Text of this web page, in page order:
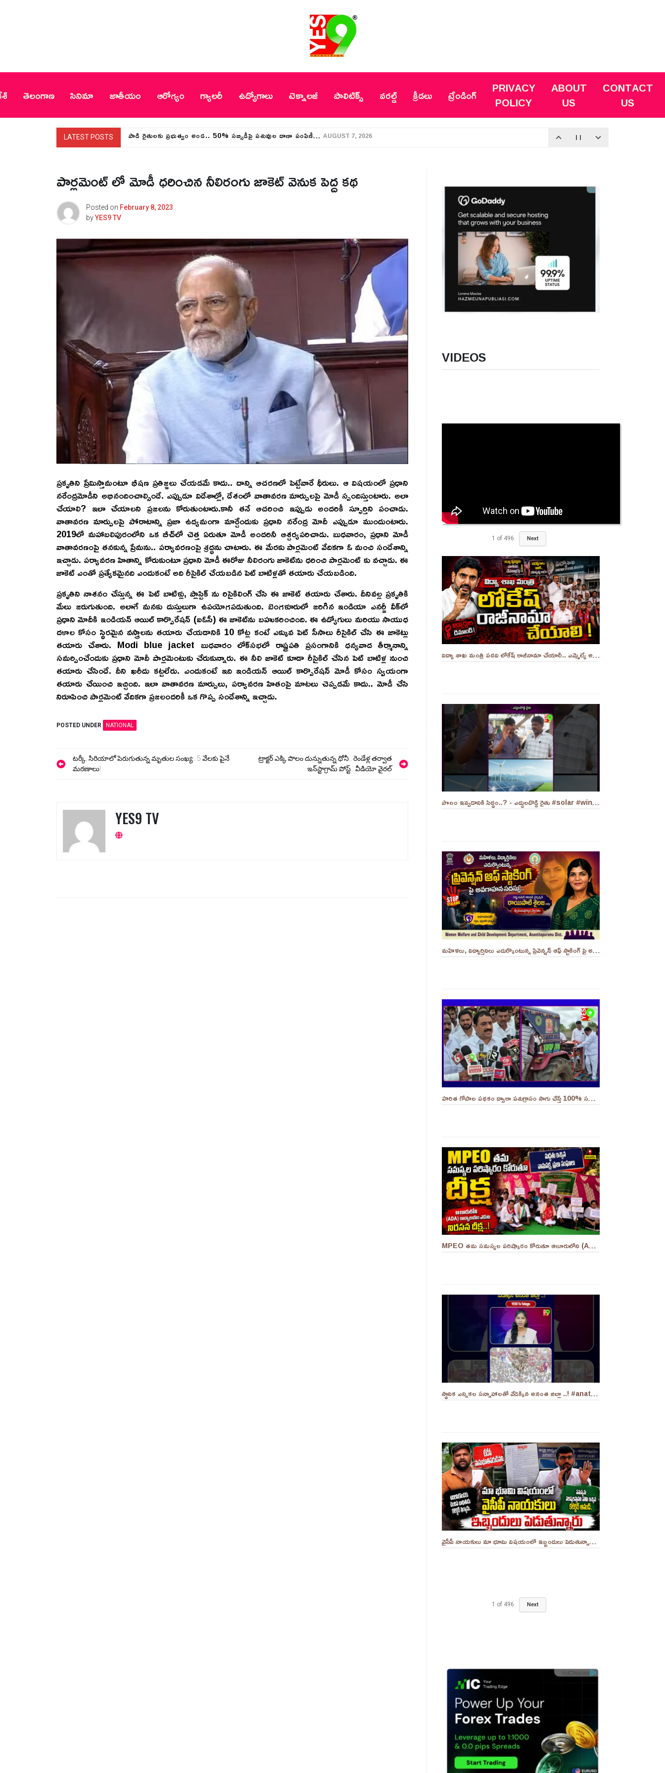
YES9 TV
తెలంగాణ సినిమా జాతీయం ఆరోగ్యం గ్యాలరీ ఉద్యోగాలు టెక్నాలజీ పాలిటిక్స్ వరల్డ్ క్రీడలు ట్రేండింగ్ PRIVACY
POLICY
ABOUT
US
CONTACT
US
LATEST POSTS పాడి రైతులకు ప్రభుత్వం అండ.. 50% సబ్సిడీపై పశువుల దాణా పంపిణీ… AUGUST 7, 2026
పార్లమెంట్ లో మోడీ ధరించిన నీలిరంగు జాకెట్ వెనుక పెద్ద కథ
Posted on February 8, 2023
byYES9 TV
ప్రకృతిని ప్రేమిస్తామంటూ భీషణ ప్రతిజ్ఞలు చేయడమే కాదు.. దాన్ని ఆచరణలో పెట్టేవారే ధీరులు. ఆ విషయంలో ప్రధాని
నరేంద్రమోడీని అభినందించాల్సిందే. ఎప్పుడూ విదేశాల్లో, దేశంలో వాతావరణ మార్పులపై మోడీ స్పందిస్తుంటారు. అలా
చేయాలి? ఇలా చేయాలని ప్రజలను కోరుతుంటారు.కానీ తనే ఆచరించి ఇప్పుడు అందరికీ స్ఫూర్తిని పంచాడు.
వాతావరణ మార్పులపై పోరాటాన్ని ప్రజా ఉద్యమంగా మార్చేందుకు ప్రధాని నరేంద్ర మోదీ ఎప్పుడూ ముందుంటారు.
2019లో మహాబలిపురంలోని ఒక బీచ్‌లో చెత్త ఏరుతూ మోడీ అందరినీ ఆశ్చర్యపరిచాడు. బుధవారం, ప్రధాని మోడీ
వాతావరణంపై తనకున్న ప్రేమను.. పర్యావరణంపై శ్రద్ధను చాటారు. ఈ మేరకు పార్లమెంట్ వేదికగా ఓ మంచి సందేశాన్ని
ఇచ్చాడు. పర్యావరణ హితాన్ని కోరుకుంటూ ప్రధాని మోడీ ఈరోజు నీలిరంగు జాకెట్‌ను ధరించి పార్లమెంట్ కు వచ్చాడు. ఈ
జాకెట్ ఎంతో ప్రత్యేకమైనది ఎందుకంటే అది రీసైకిల్ చేయబడిన పెట్ బాటిళ్లతో తయారు చేయబడింది.
ప్రకృతిని నాశనం చేస్తున్న ఈ పెట్ బాటిళ్లు, ప్లాస్టిక్ ను రిసైకిలింగ్ చేసి ఈ జాకెట్ తయారు చేశారు. దీనివల్ల ప్రకృతికి
మేలు జరుగుతుంది. అలాగే మనకు దుస్తులుగా ఉపయోగపడుతుంది. బెంగళూరులో జరిగిన ఇండియా ఎనర్జీ వీక్‌లో
ప్రధాని మోదీకి ఇండియన్ ఆయిల్ కార్పొరేషన్ (ఐఓసీ) ఈ జాకెట్‌ను బహుకరించింది. ఈ ఉద్యోగులు మరియు సాయుధ
దళాల కోసం స్థిరమైన వస్త్రాలను తయారు చేయడానికి 10 కోట్ల కంటే ఎక్కువ పెట్ సీసాలు రీసైకిల్ చేసి ఈ జాకెట్లు
తయారు చేశారు. Modi blue jacket బుధవారం లోక్‌సభలో రాష్ట్రపతి ప్రసంగానికి ధన్యవాద తీర్మానాన్ని
సమర్పించేందుకు ప్రధాని మోదీ పార్లమెంటుకు చేరుకున్నారు. ఈ నీలి జాకెట్ కూడా రీసైకిల్ చేసిన పెట్ బాటిళ్ల నుంచి
తయారు చేసిందే. దీని ఖరీదు కట్టలేరు. ఎందుకంటే ఇది ఇండియన్ ఆయిల్ కార్పొరేషన్ మోడీ కోసం స్వయంగా
తయారు చేయించి ఇచ్చింది. ఇలా వాతావరణ మార్పులు, పర్యావరణ హితంపై మాటలు చెప్పడమే కాదు.. మోడీ చేసి
నిరూపించి పార్లమెంట్ వేదికగా ప్రజలందరికీ ఒక గొప్ప సందేశాన్ని ఇచ్చాడు.
POSTED UNDER NATIONAL
Post
navigation
టర్కీ, సిరియాలో పెరుగుతున్న మృతుల సంఖ్య.. 5 వేలకు పైనే
మరణాలు!
ట్రాక్టర్ ఎక్కి పొలం దున్నుతున్న ధోనీ.. రెండేళ్ల తర్వాత
ఇన్‌స్టాగ్రామ్ పోస్ట్.. వీడియో వైరల్
YES9 TV
VIDEOS
1 of 496 Next
విద్యా శాఖ మంత్రి పదవి లోకేష్ రాజీనామా చేయాలీ.. ఎమ్మెల్యే అనంత ||YES 9TV
పొలం ఇవ్వడానికి సిద్ధం..? - ఎద్దులదొడ్డి రైతు #solar #windmills #naralokesh #solarenergy
మహిళలు, విద్యార్తినిలు ఎదుర్కొంటున్న ప్రివెన్షన్ ఆఫ్ స్టాకింగ్ పై అవగాహన సదస్సు.. - ||YES 9TV
హరిత గోపాల పథకం ద్వారా పశుగ్రాసం సాగు చేస్తే 100% సబ్సిడీ..||YES 9TV
MPEO తమ సమస్యల పరిష్కారం కోరుతూ ఆలూరులోని (ADA) కార్యాలయం ఎదుట దీక్ష ||YES 9TV #kurnool
స్థానిక ఎన్నికల సన్నాహాలతో వేడెక్కిన అనంత జిల్లా ..! #anatapur #sir
వైసీపీ నాయకులు మా భూమి విషయంలో ఇబ్బందులు పెడుతున్నారు సార్ .. ||YES 9TV
1 of 496 Next